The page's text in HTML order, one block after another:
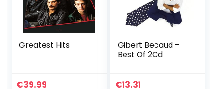
Greatest Hits
€39.99
Gibert Becaud –
Best Of 2Cd
€13.31